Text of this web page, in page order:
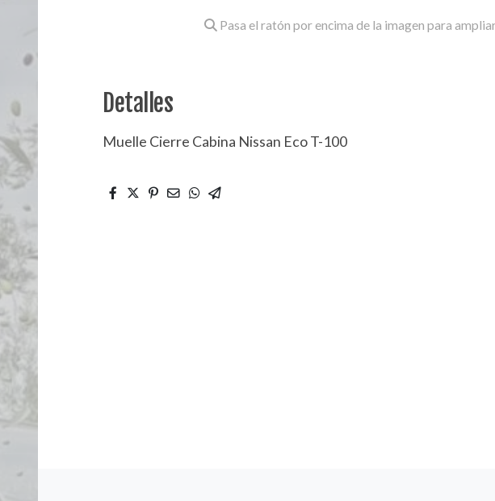
Pasa el ratón por encima de la imagen para
Detalles
Muelle Cierre Cabina Nissan Eco T-100